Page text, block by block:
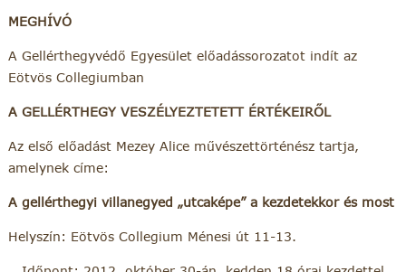
MEGHÍVÓ
A Gellérthegyvédő Egyesület előadássorozatot indít az
Eötvös Collegiumban
A GELLÉRTHEGY VESZÉLYEZTETETT ÉRTÉKEIRŐL
Az első előadást Mezey Alice művészettörténész tartja,
amelynek címe:
A gellérthegyi villanegyed „utcaképe” a kezdetekkor és most
Helyszín: Eötvös Collegium Ménesi út 11-13.